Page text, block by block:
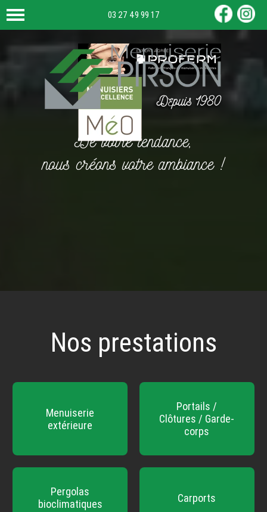
03 27 49 99 17
De votre tendance,
nous créons votre ambiance !
Nos prestations
Menuiserie
extérieure
Portails /
Clôtures / Garde-
corps
Pergolas
bioclimatiques
Carports